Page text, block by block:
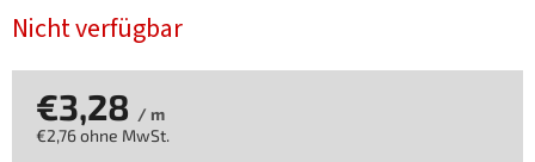
Nicht verfügbar
€3,28 / m
€2,76 ohne MwSt.